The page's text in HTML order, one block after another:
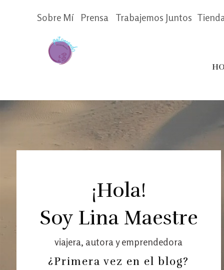
Sobre Mí Prensa Trabajemos Juntos
¡Hola!
Soy Lina Maestre
viajera, autora y emprendedora
¿Primera vez en el blog?